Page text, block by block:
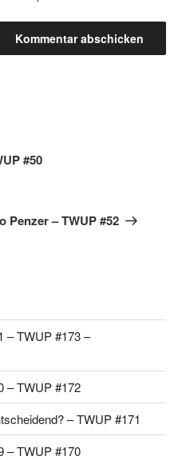
#50
Penzer – TWUP #52
– TWUP #173 –
– TWUP #172
– TWUP #171
– TWUP #170